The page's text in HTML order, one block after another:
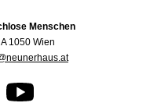
Menschen
1050 Wien